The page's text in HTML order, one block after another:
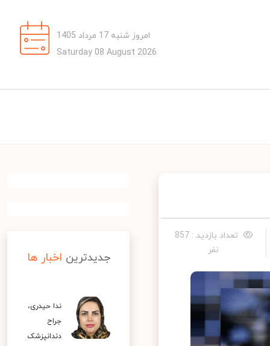
امروز شنبه 17 مرداد 1405
Saturday 08 August 2026
تعداد بازدید : 857
نفر
جدیدترین اخبار ها
ندا حیدری،
جراح
دندانپزشک